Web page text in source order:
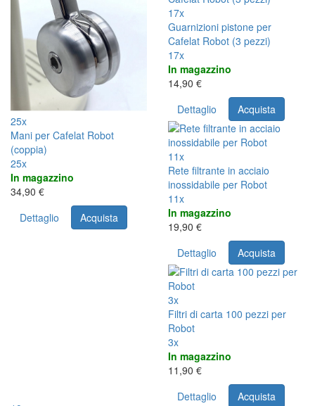
25x
Mani per Cafelat Robot
(coppia)
25x
In magazzino
34,90 €
Dettaglio
Acquista
17x
Guarnizioni pistone per
Cafelat Robot (3 pezzi)
17x
In magazzino
14,90 €
Dettaglio
Acquista
11x
Rete filtrante in acciaio
inossidabile per Robot
11x
In magazzino
19,90 €
Dettaglio
Acquista
3x
Filtri di carta 100 pezzi per
Robot
3x
In magazzino
11,90 €
Dettaglio
Acquista